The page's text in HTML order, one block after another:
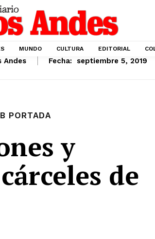
MUNDO CULTURA EDITORIAL
Andes Fecha: septiembre 5, 2019
PORTADA
y
de